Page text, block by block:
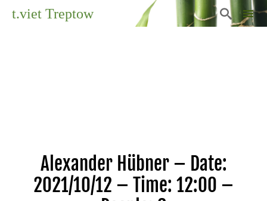
t.viet Treptow 
Alexander Hübner – Date:
2021/10/12 – Time: 12:00 –